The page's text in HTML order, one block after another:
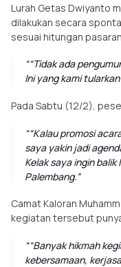
Lurah Getas Dwiyanto
dilakukan secara
sesuai hitungan pasaran
“Tidak ada
Ini yang kami
Pada Sabtu (12/2),
“Kalau promosi
saya yakin jadi
Kelak saya ingin balik
Palembang.
Camat Kaloran
kegiatan tersebut
“Banyak hikmah
kebersamaan,